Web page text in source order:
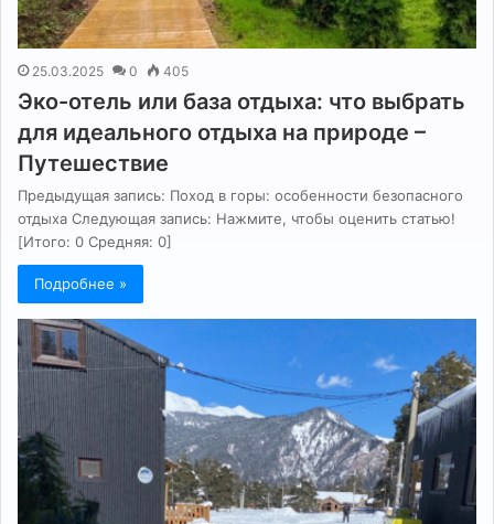
25.03.2025 0 405
Эко-отель или база отдыха: что выбрать
для идеального отдыха на природе –
Путешествие
Предыдущая запись: Поход в горы: особенности безопасного
отдыха Следующая запись: Нажмите, чтобы оценить статью!
[Итого: 0 Средняя: 0]
Подробнее »